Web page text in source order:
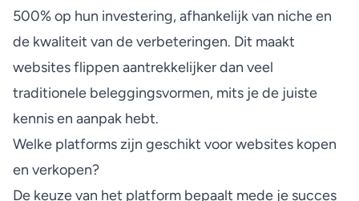
500% op hun investering, afhankelijk van niche en
de kwaliteit van de verbeteringen. Dit maakt
websites flippen aantrekkelijker dan veel
traditionele beleggingsvormen, mits je de juiste
kennis en aanpak hebt.
Welke platforms zijn geschikt voor websites kopen
en verkopen?
De keuze van het platform bepaalt mede je succes